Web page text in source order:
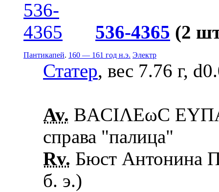
536-4365 (2
Пантикапей. 160 — 161 год н.э. Электр
Статер, вес 7.76 г,
Av. ΒΑCΙΛΕωC
справа "палица"
Rv. Бюст Антонина
б. э.)